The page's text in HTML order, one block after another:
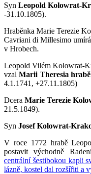
Syn Leopold Kolowrat-
-31.10.1805).
Hraběnka Marie Terezie
Cavriani di Millesimo
v Hrobech.
Leopold Vilém Kolowrat-
vzalMarii Theresia
4.1.1741, +27.11.1805)
Dcera Marie Terezie
21.5.1849).
Syn Josef Kolowrat-
V roce 1772 hrabě
postavit východně
centrální šestibokou kapli
lázně, kostel dal rozšířiti a